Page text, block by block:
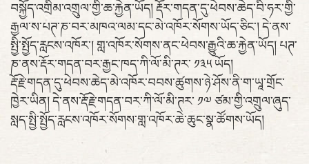
བསྐྱོད་འགྲིམ་འགྲུལ་གྱི་ཆ་རྐྱེན་ཡོད། རྡོར་གདན་དུ་ཕེབས་ཆེད་བི་ཧར་གྱི་
རྒྱལ་ས་པཊ་ཎ་བར་མཁའ་ལམ་དང་མེ་འཁོར་སོགས་ཡོད་ཅིང་། དེ་ནས་
སྤྱི་སྤྱོད་རླངས་འཁོར་། གླ་འཁོར་སོགས་ནང་ཕེབས་རྒྱུའི་ཆ་རྐྱེན་ཡོད། པཊ་
ཎ་ནས་རྡོར་གདན་བར་རྒྱང་ཁད་ཀི་ལོ་མི་ཊར་ ༡༣༥ ཡོད།
རྡོ་རྗེ་གདན་དུ་ཕེབས་ཆེད་མེ་འཁོར་བབས་ཚུགས་ཉེ་ཤོས་ནི་ག་ཡཱ་གྲོང་
ཁྱེར་ཡིན། དེ་ནས་རྡོ་རྗེ་གདན་བར་ཀི་ལོ་མི་ཊར་ ༡༧ ཙམ་གྱི་འགྲུལ་ཞུད་
སླད་སྤྱི་སྤྱོད་རླངས་འཁོར་སོགས་གླ་འཁོར་ཆེ་ཆུང་སྣ་ཚོགས་ཡོད།